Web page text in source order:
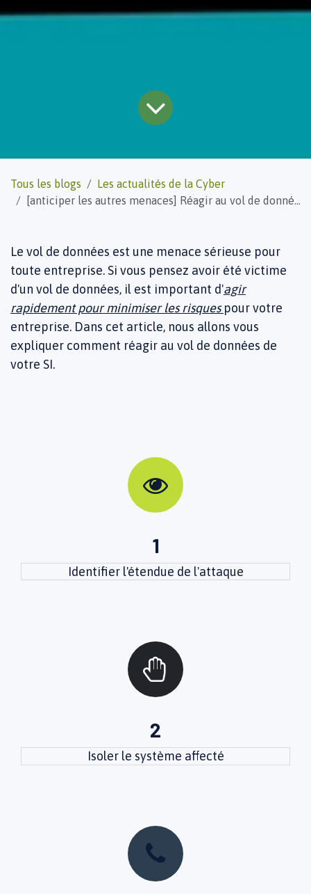
Tous les blogs
Les actualités de la Cyber
[anticiper les autres menaces] Réagir au vol de données
Le vol de données est une menace sérieuse pour
toute entreprise. Si vous pensez avoir été victime
d'un vol de données, il est important d'agir
rapidement pour minimiser les risquespour votre
entreprise. Dans cet article, nous allons vous
expliquer comment réagir au vol de données de
votre SI.
1
Identifier l'étendue de l'attaque
2
Isoler le système affecté